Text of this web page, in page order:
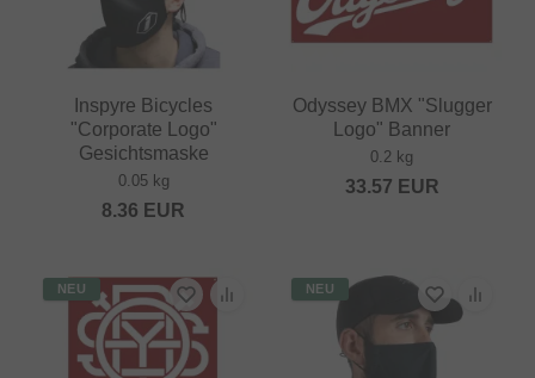
Inspyre Bicycles
"Corporate Logo"
Gesichtsmaske
0.05 kg
8.36 EUR
Odyssey BMX "Slugger
Logo" Banner
0.2 kg
33.57 EUR
NEU NEU